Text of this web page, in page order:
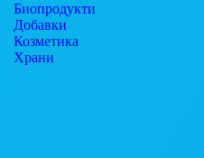
Биопродукти
Добавки
Козметика
Храни